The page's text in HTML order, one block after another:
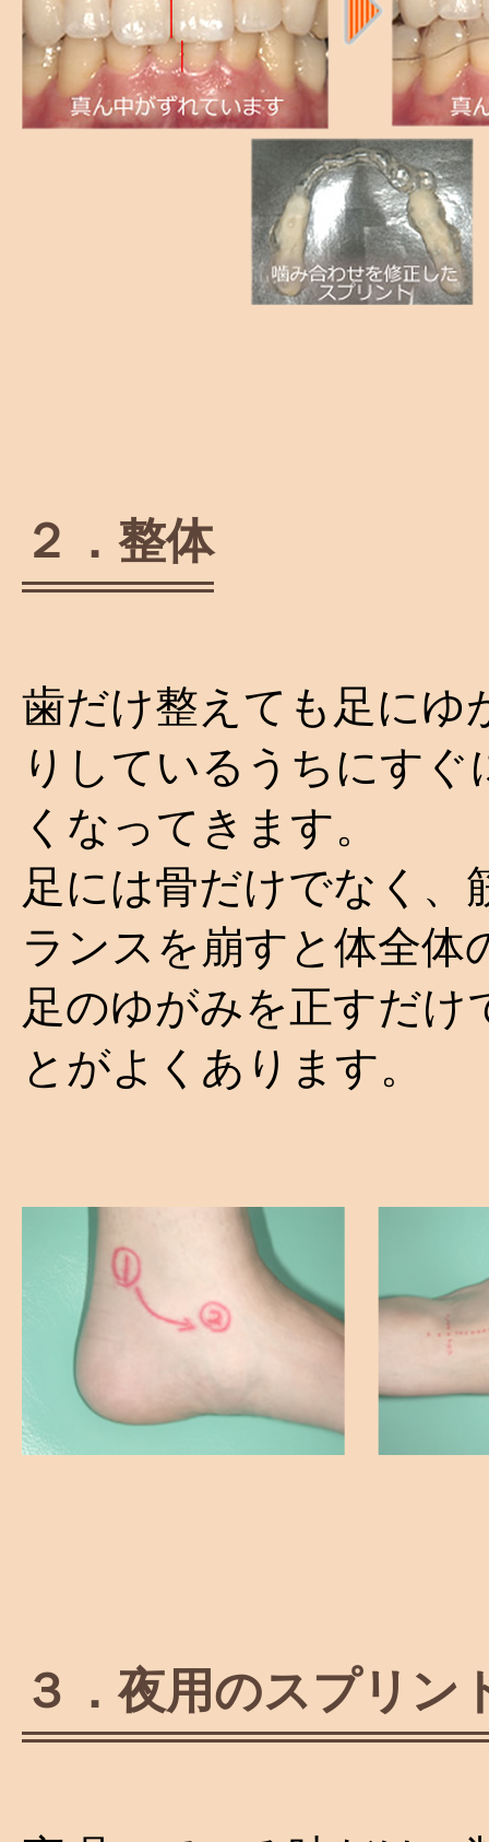
２．整体
歯だけ整えても足にゆ
りしているうちにす
くなってきます。
足には骨だけでなく、
ランスを崩すと体全体
足のゆがみを正すだけ
とがよくあります。
３．夜用のスプリン